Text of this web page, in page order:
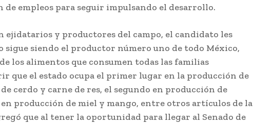
de empleos para seguir impulsando el desarrollo.
ejidatarios y productores del campo, el candidato les
sigue siendo el productor número uno de todo México,
los alimentos que consumen todas las familias
que el estado ocupa el primer lugar en la producción de
cerdo y carne de res, el segundo en producción de
producción de miel y mango, entre otros artículos de la
que al tener la oportunidad para llegar al Senado de